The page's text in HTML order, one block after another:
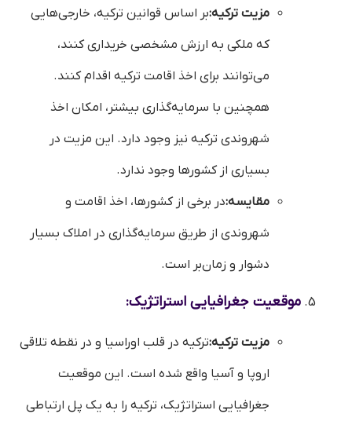
مزیت ترکیه:بر اساس قوانین ترکیه، خارجی‌هایی
که ملکی به ارزش مشخصی خریداری کنند،
می‌توانند برای اخذ اقامت ترکیه اقدام کنند.
همچنین با سرمایه‌گذاری بیشتر، امکان اخذ
شهروندی ترکیه نیز وجود دارد. این مزیت در
بسیاری از کشورها وجود ندارد.
مقایسه:در برخی از کشورها، اخذ اقامت و
شهروندی از طریق سرمایه‌گذاری در املاک بسیار
دشوار و زمان‌بر است.
موقعیت جغرافیایی استراتژیک:
مزیت ترکیه:ترکیه در قلب اوراسیا و در نقطه تلاقی
اروپا و آسیا واقع شده است. این موقعیت
جغرافیایی استراتژیک، ترکیه را به یک پل ارتباطی